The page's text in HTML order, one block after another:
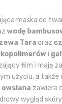
maska do
wodę
Tara oraz
i
film i mają
użyciu, a
owsiana zawiera
wygląd